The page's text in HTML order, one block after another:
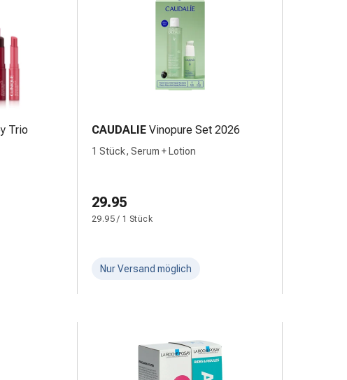
Trio CAUDALIE Vinopure Set 2026
1 Stück, Serum + Lotion
29.95
29.95 / 1 Stück
Nur Versand möglich